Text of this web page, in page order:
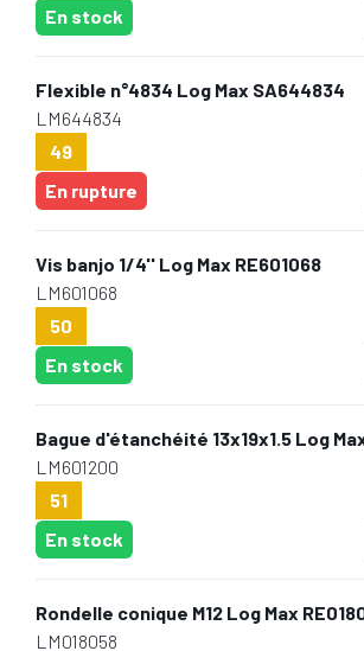
En stock
Flexible n°4834 Log Max SA644834
LM644834
49
En rupture
Vis banjo 1/4'' Log Max RE601068
LM601068
50
En stock
Bague d'étanchéité 13x19x1.5 Log
LM601200
51
En stock
Rondelle conique M12 Log Max
LM018058